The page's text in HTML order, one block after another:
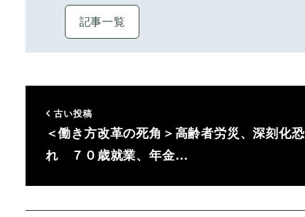
記事一覧
古い投稿
＜働き方改革の死角＞高齢者労災、深刻化恐
れ ７０歳就業、年金…